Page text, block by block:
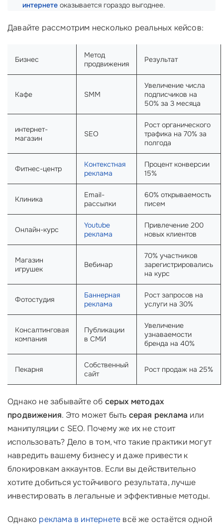
интернете оказывается гораздо выгоднее.
Давайте рассмотрим несколько реальных кейсов:
Бизнес
Метод
продвижения
Результат
Кафе SMM
Увеличение числа
подписчиков на
50% за 3 месяца
интернет-
магазин
SEO
Рост органического
трафика на 70% за
полгода
Фитнес-центр
Контекстная
реклама
Процент конверсии
15%
Клиника
Email-
рассылки
60% открываемость
писем
Онлайн-курс
Youtube
реклама
Привлечение 200
новых клиентов
Магазин
игрушек
Вебинар
70% участников
зарегистрировались
на курс
Фотостудия
Баннерная
реклама
Рост запросов на
услуги на 30%
Консалтинговая
компания
Публикации
в СМИ
Увеличение
узнаваемости
бренда на 40%
Пекарня
Собственный
сайт
Рост продаж на 25%
Однако не забывайте об серых методах
продвижения. Это может быть серая реклама или
манипуляции с SEO. Почему же их не стоит
использовать? Дело в том, что такие практики могут
навредить вашему бизнесу и даже привести к
блокировкам аккаунтов. Если вы действительно
хотите добиться устойчивого результата, лучше
инвестировать в легальные и эффективные методы.
Однако реклама в интернете всё же остаётся одной